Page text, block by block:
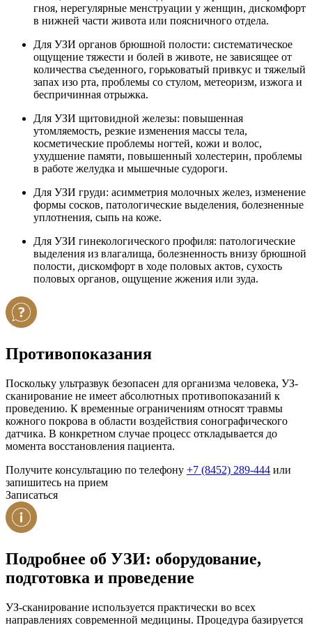
гноя, нерегулярные менструации у женщин, дискомфорт
в нижней части живота или поясничного отдела.
Для УЗИ органов брюшной полости: систематическое
ощущение тяжести и болей в животе, не зависящее от
количества съеденного, горьковатый привкус и тяжелый
запах изо рта, проблемы со стулом, метеоризм, изжога и
беспричинная отрыжка.
Для УЗИ щитовидной железы: повышенная
утомляемость, резкие изменения массы тела,
косметические проблемы ногтей, кожи и волос,
ухудшение памяти, повышенный холестерин, проблемы
в работе желудка и мышечные судороги.
Для УЗИ груди: асимметрия молочных желез, изменение
формы сосков, патологические выделения, болезненные
уплотнения, сыпь на коже.
Для УЗИ гинекологического профиля: патологические
выделения из влагалища, болезненность внизу брюшной
полости, дискомфорт в ходе половых актов, сухость
половых органов, ощущение жжения или зуда.
Противопоказания
Поскольку ультразвук безопасен для организма человека, УЗ-
сканирование не имеет абсолютных противопоказаний к
проведению. К временные ограничениям относят травмы
кожного покрова в области воздействия сонографического
датчика. В конкретном случае процесс откладывается до
момента восстановления пациента.
Получите консультацию по телефону +7 (8452) 289-444 или
запишитесь на прием
Записаться
Подробнее об УЗИ: оборудование,
подготовка и проведение
УЗ-сканирование используется практически во всех
направлениях современной медицины. Процедура базируется